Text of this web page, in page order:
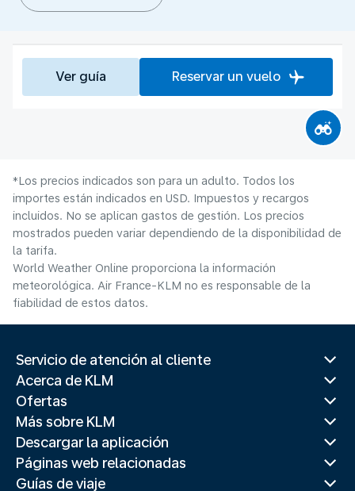
Ver guía Reservar un vuelo
*Los precios indicados son para un adulto. Todos los
importes están indicados en USD. Impuestos y recargos
incluidos. No se aplican gastos de gestión. Los precios
mostrados pueden variar dependiendo de la disponibilidad de
la tarifa.
World Weather Online proporciona la información
meteorológica. Air France-KLM no es responsable de la
fiabilidad de estos datos.
Servicio de atención al cliente
Acerca de KLM
Ofertas
Más sobre KLM
Descargar la aplicación
Páginas web relacionadas
Guías de viaje